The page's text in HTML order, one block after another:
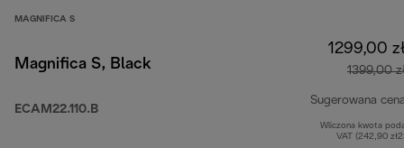
MAGNIFICA S
Magnifica S, Black
ECAM22.110.B
1299,00
1399,00
Sugerowana
Wliczona kwota
VAT (242,90